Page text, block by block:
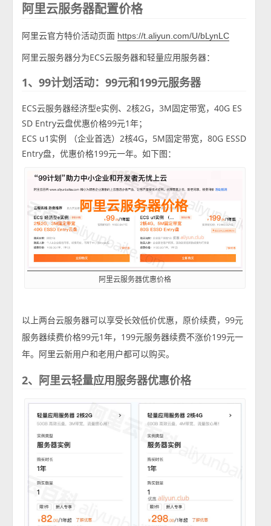
阿里云服务器配置价格
阿里云官方特价活动页面 https://t.aliyun.com/U/bLynLC
阿里云服务器分为ECS云服务器和轻量应用服务器：
1、99计划活动：99元和199元服务器
ECS云服务器经济型e实例、2核2G，3M固定带宽，40G ES
SD Entry云盘优惠价格99元1年；
ECS u1实例 （企业首选）2核4G，5M固定带宽，80G ESSD
Entry盘，优惠价格199元一年。如下图：
阿里云服务器优惠价格
以上两台云服务器可以享受长效低价优惠，原价续费，99元
服务器续费价格99元1年，199元服务器续费不涨价199元一
年。阿里云新用户和老用户都可以购买。
2、阿里云轻量应用服务器优惠价格